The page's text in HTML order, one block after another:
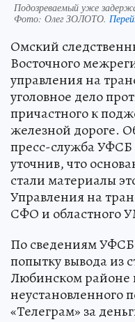
Подозреваемый уже
Фото: Олег ЗОЛОТО.
Омский
Восточного
управления на
уголовное дело
причастного к
железной дороге.
пресс-служба
уточнив, что
стали материалы
Управления на
СФО и областного
По сведениям
попытку вывода из
Любинском
неустановленного
«Телеграм» за